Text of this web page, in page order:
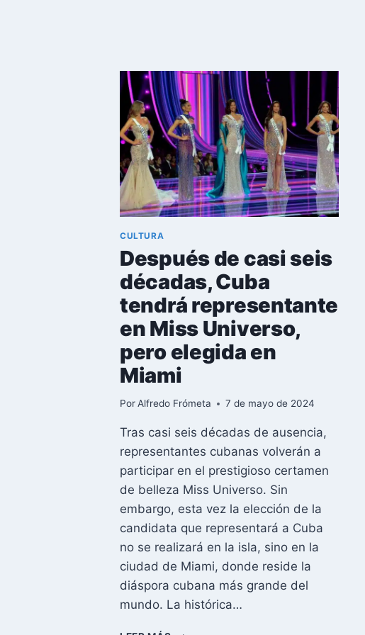
FALLECE
EL
ACTOR
CARLOS
MASSOLA
CULTURA
Después de casi seis
décadas, Cuba
tendrá representante
en Miss Universo,
pero elegida en
Miami
Por Alfredo Frómeta 7 de mayo de 2024
Tras casi seis décadas de ausencia,
representantes cubanas volverán a
participar en el prestigioso certamen
de belleza Miss Universo. Sin
embargo, esta vez la elección de la
candidata que representará a Cuba
no se realizará en la isla, sino en la
ciudad de Miami, donde reside la
diáspora cubana más grande del
mundo. La histórica…